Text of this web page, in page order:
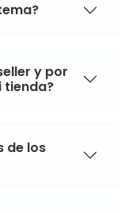
y por
tienda?
de los